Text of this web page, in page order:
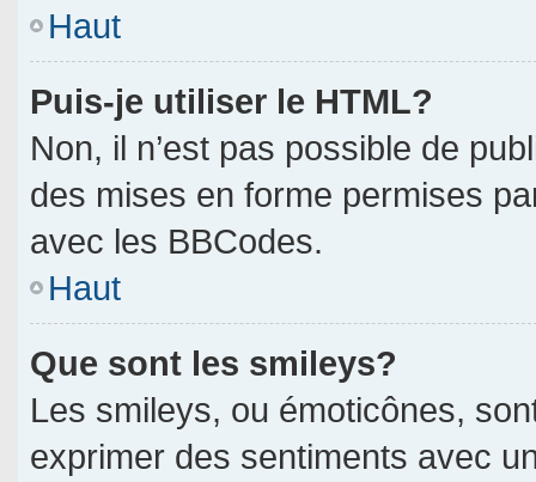
Haut
Puis-je utiliser le HTML?
Non, il n’est pas possible de
des mises en forme permises
avec les BBCodes.
Haut
Que sont les smileys?
Les smileys, ou émoticônes,
exprimer des sentiments avec